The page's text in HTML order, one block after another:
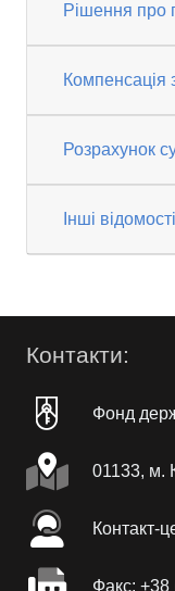
Рішення про
Компенсація
Розрахунок
Інші відомості
Контакти:
Фонд
01133, м.
Контакт-
Факc: +38